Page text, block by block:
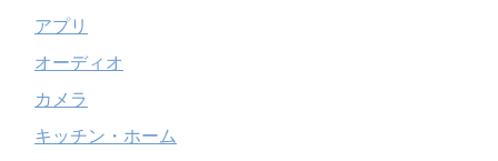
アプリ
オーディオ
カメラ
キッチン・ホーム